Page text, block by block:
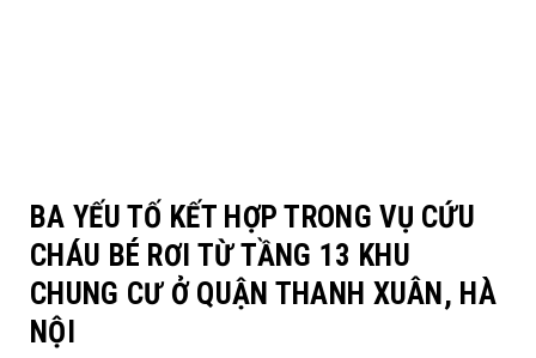
BA YẾU TỐ KẾT HỢP TRONG VỤ CỨU
CHÁU BÉ RƠI TỪ TẦNG 13 KHU
CHUNG CƯ Ở QUẬN THANH XUÂN, HÀ
NỘI